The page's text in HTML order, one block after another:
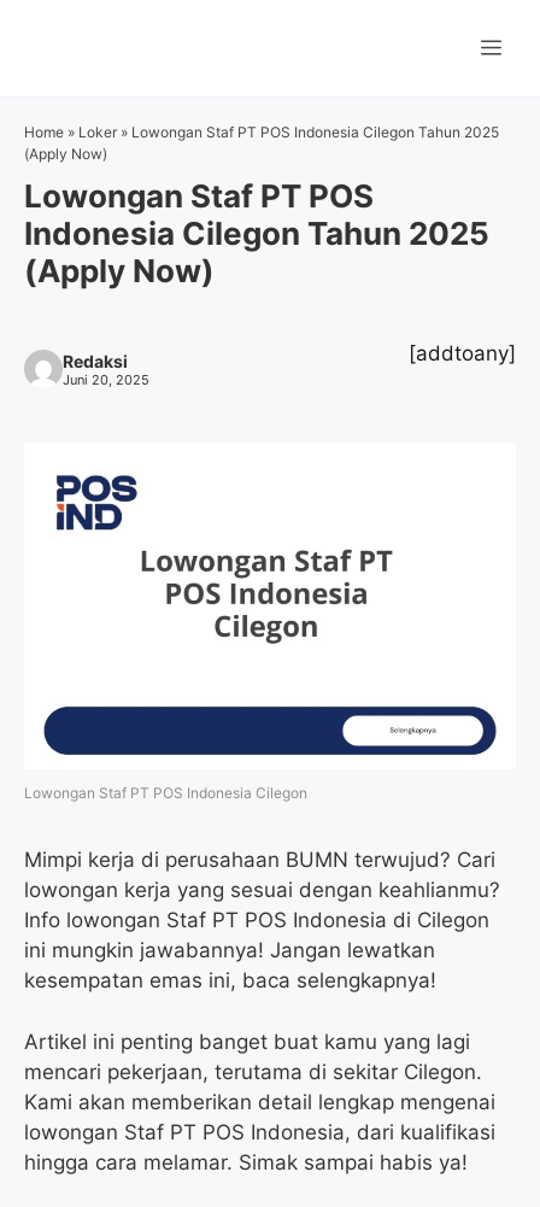
Home » Loker » Lowongan Staf PT POS Indonesia Cilegon Tahun 2025
(Apply Now)
Lowongan Staf PT POS
Indonesia Cilegon Tahun 2025
(Apply Now)
Redaksi
Juni 20, 2025
[addtoany]
Lowongan Staf PT POS Indonesia Cilegon
Mimpi kerja di perusahaan BUMN terwujud? Cari
lowongan kerja yang sesuai dengan keahlianmu?
Info lowongan Staf PT POS Indonesia di Cilegon
ini mungkin jawabannya! Jangan lewatkan
kesempatan emas ini, baca selengkapnya!
Artikel ini penting banget buat kamu yang lagi
mencari pekerjaan, terutama di sekitar Cilegon.
Kami akan memberikan detail lengkap mengenai
lowongan Staf PT POS Indonesia, dari kualifikasi
hingga cara melamar. Simak sampai habis ya!